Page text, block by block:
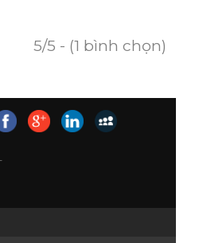
5/5 - (1 bình chọn)